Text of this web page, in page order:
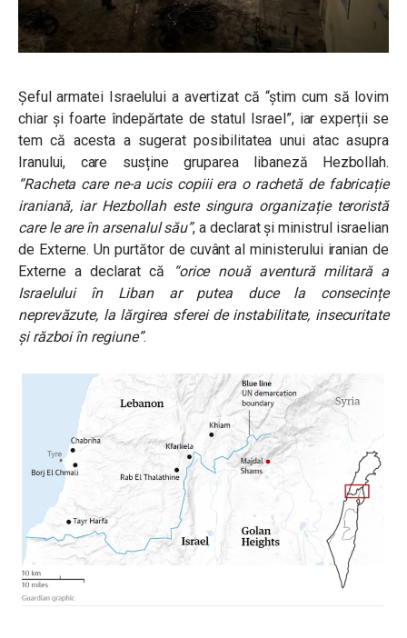
Șeful armatei Israelului a avertizat că “știm cum să lovim
chiar și foarte îndepărtate de statul Israel”, iar experții se
tem că acesta a sugerat posibilitatea unui atac asupra
Iranului, care susține gruparea libaneză Hezbollah.
“Racheta care ne-a ucis copiii era o rachetă de fabricație
iraniană, iar Hezbollah este singura organizație teroristă
care le are în arsenalul său”, a declarat și ministrul israelian
de Externe. Un purtător de cuvânt al ministerului iranian de
Externe a declarat că
“orice nouă aventură militară a
Israelului în Liban ar putea duce la consecințe
neprevăzute, la lărgirea sferei de instabilitate, insecuritate
și război în regiune”.